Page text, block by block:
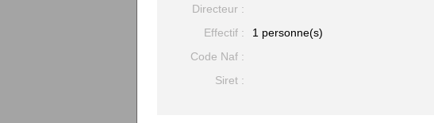
Directeur :
Effectif :
1 personne(s)
Code Naf :
Siret :